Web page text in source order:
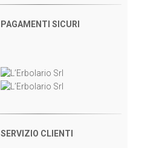
PAGAMENTI SICURI
SERVIZIO CLIENTI